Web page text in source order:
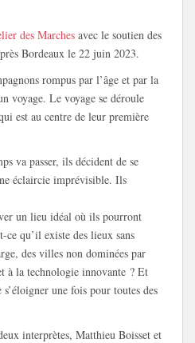
des Marches avec le soutien des
Bordeaux le 22 juin 2023.
rompus par l’âge et par la
voyage. Le voyage se déroule
est au centre de leur première
va passer, ils décident de se
éclaircie imprévisible. Ils
un lieu idéal où ils pourront
ce qu’il existe des lieux sans
des villes non dominées par
à la technologie innovante ? Et
une fois pour toutes des
interprètes, Matthieu Boisset et